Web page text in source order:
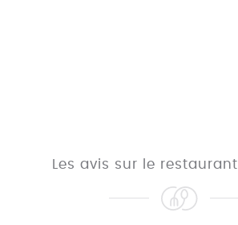
Les avis sur le restaurant